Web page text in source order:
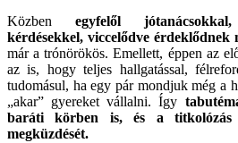
Közben egyfelől
kérdésekkel, viccelődve érdeklődnek
már a trónörökös. Emellett, éppen az
az is, hogy teljes hallgatással,
tudomásul, ha egy pár mondjuk még a
„akar” gyereket vállalni. Így
baráti körben is, és a
megküzdését.